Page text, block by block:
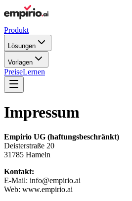
Produkt
Lösungen
Vorlagen
PreiseLernen
Impressum
Empirio UG (haftungsbeschränkt)
Deisterstraße 20
31785 Hameln
Kontakt:
E-Mail: info@empirio.ai
Web: www.empirio.ai